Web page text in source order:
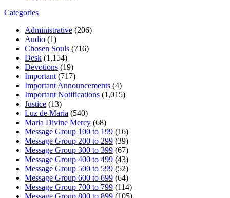
Categories
Administrative (206)
Audio (1)
Chosen Souls (716)
Desk (1,154)
Devotions (19)
Important (717)
Important Announcements (4)
Important Notifications (1,015)
Justice (13)
Luz de Maria (540)
Maria Divine Mercy (68)
Message Group 100 to 199 (16)
Message Group 200 to 299 (39)
Message Group 300 to 399 (67)
Message Group 400 to 499 (43)
Message Group 500 to 599 (52)
Message Group 600 to 699 (64)
Message Group 700 to 799 (114)
Message Group 800 to 899 (105)